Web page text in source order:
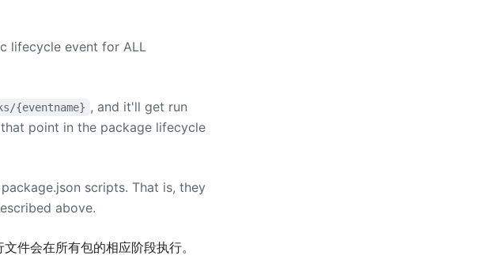
lifecycle event for ALL
{eventname} , and it'll get run
point in the package lifecycle
scripts. That is, they
above.
件会在所有包的相应阶段执行。